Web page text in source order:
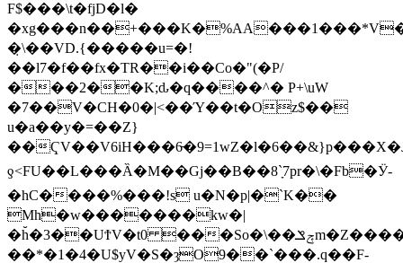
F$���\t�fjD�l�
�̣\��VD.{�����u=�!
��l7�f��fx�TR��i��Co�"(�P/
���2��K;ԃ�q����^� P+\uW
�7��V�CH�0�|<��Ύ��t�Oz$��
u�a��y�=��Z}
��
ƍ<FU��L���Ȁ� M��Gj��B ��8`ָ7pr�\�Fb�Ӱ-
�hC����%���!s u�N�p|�`K��
Mh�w�������kw�|
�h̆�3��UϮV�t0 ���So�\��ݼݏm�Z���
��*�1�4�U$yV�S�ȝO9��`���.q��F-